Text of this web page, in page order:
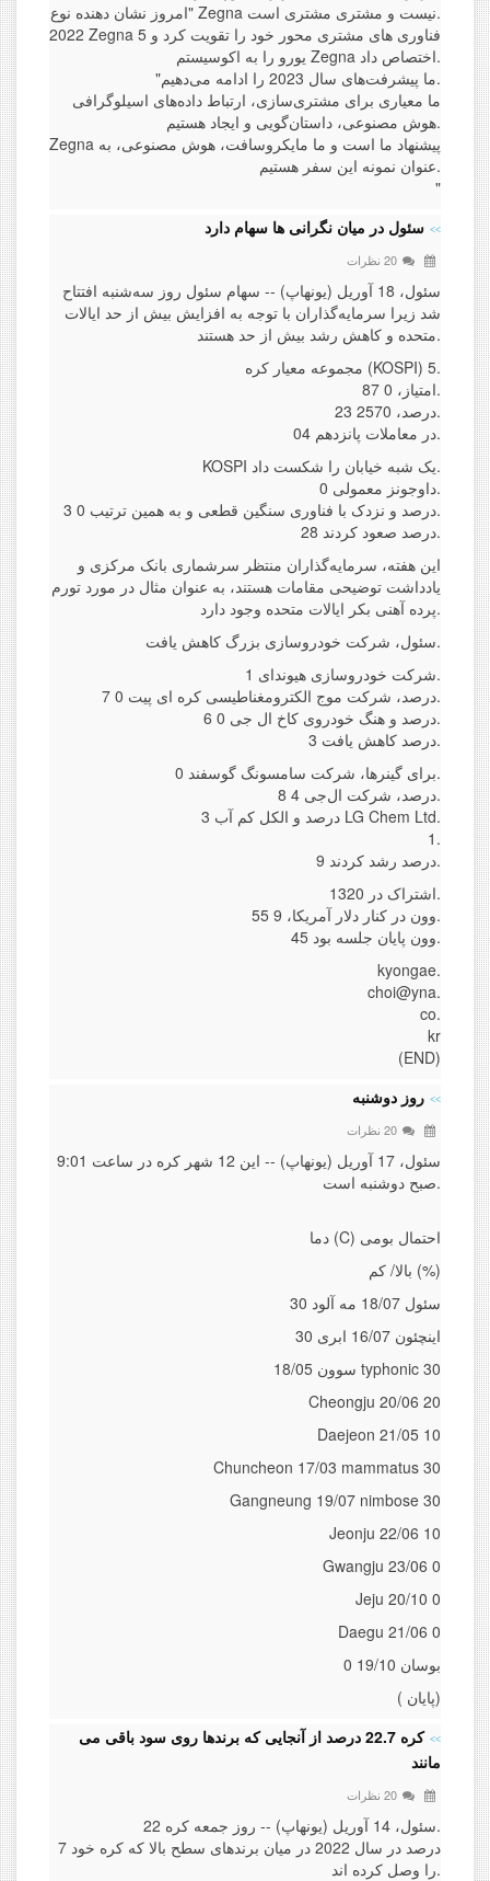
"امروز نشان دهنده نوع Zegna نیست و مشتری مشتری است.
2022 Zegna فناوری های مشتری محور خود را تقویت کرد و 5
یورو را به اکوسیستم Zegna اختصاص داد.
"ما پیشرفت‌های سال 2023 را ادامه می‌دهیم.
ما معیاری برای مشتری‌سازی، ارتباط داده‌های اسیلوگرافی
هوش مصنوعی، داستان‌گویی و ایجاد هستیم.
Zegna پیشنهاد ما است و ما مایکروسافت، هوش مصنوعی، به
عنوان نمونه این سفر هستیم.
"
سئول در میان نگرانی ها سهام دارد
20 نظرات
سئول، 18 آوریل (یونهاپ) -- سهام سئول روز سه‌شنبه افتتاح
شد زیرا سرمایه‌گذاران با توجه به افزایش بیش از حد ایالات
متحده و کاهش رشد بیش از حد هستند.
مجموعه معیار کره (KOSPI) 5.
87 امتیاز، 0.
23 درصد، 2570.
04 در معاملات پانزدهم.
KOSPI یک شبه خیابان را شکست داد.
داوجونز معمولی 0.
3 درصد و نزدک با فناوری سنگین قطعی و به همین ترتیب 0.
28 درصد صعود کردند.
این هفته، سرمایه‌گذاران منتظر سرشماری بانک مرکزی و
یادداشت توضیحی مقامات هستند، به عنوان مثال در مورد تورم
پرده آهنی بکر ایالات متحده وجود دارد.
سئول، شرکت خودروسازی بزرگ کاهش یافت.
شرکت خودروسازی هیوندای 1.
7 درصد، شرکت موج الکترومغناطیسی کره ای پیت 0.
6 درصد و هنگ خودروی کاخ ال جی 0.
3 درصد کاهش یافت.
برای گینرها، شرکت سامسونگ گوسفند 0.
8 درصد، شرکت ال‌جی 4.
3 درصد و الکل کم آب LG Chem Ltd.
1.
9 درصد رشد کردند.
اشتراک در 1320.
55 وون در کنار دلار آمریکا، 9.
45 وون پایان جلسه بود.
kyongae.
choi@yna.
co.
kr
(END)
روز دوشنبه
20 نظرات
سئول، 17 آوریل (یونهاپ) -- این 12 شهر کره در ساعت 9:01
صبح دوشنبه است.
دما (C) احتمال بومی
بالا/ کم (%)
سئول 18/07 مه آلود 30
اینچئون 16/07 ابری 30
سوون 18/05 typhonic 30
Cheongju 20/06 20
Daejeon 21/05 10
Chuncheon 17/03 mammatus 30
Gangneung 19/07 nimbose 30
Jeonju 22/06 10
Gwangju 23/06 0
Jeju 20/10 0
Daegu 21/06 0
بوسان 19/10 0
( پایان)
کره 22.7 درصد از آنجایی که برندها روی سود باقی می
مانند
20 نظرات
سئول، 14 آوریل (یونهاپ) -- روز جمعه کره 22.
7 درصد در سال 2022 در میان برندهای سطح بالا که کره خود
را وصل کرده اند.